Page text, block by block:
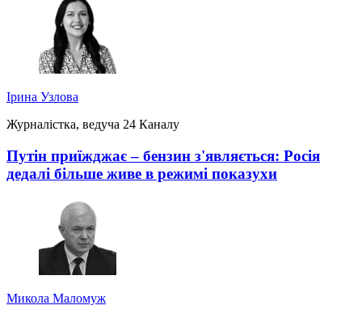
Ірина Узлова
Журналістка, ведуча 24 Каналу
Путін приїжджає – бензин з'являється: Росія
дедалі більше живе в режимі показухи
Микола Маломуж